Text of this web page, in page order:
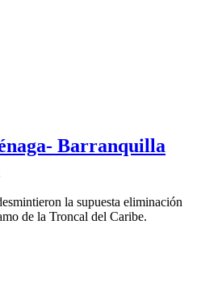
Barranquilla
la supuesta eliminación
de la Troncal del Caribe.